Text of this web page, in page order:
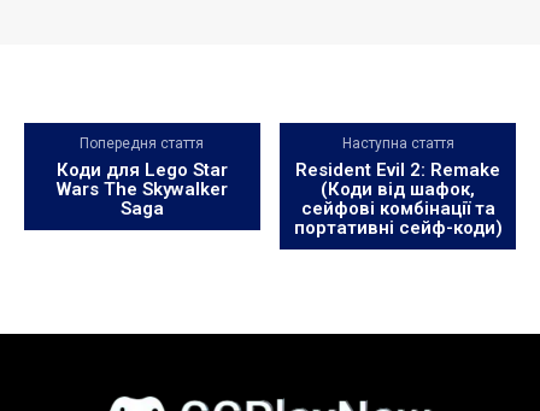
Попередня стаття
Коди для Lego Star
Wars The Skywalker
Saga
Наступна стаття
Resident Evil 2: Remake
(Коди від шафок,
сейфові комбінації та
портативні сейф-коди)